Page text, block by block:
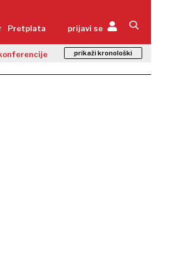
Pretplata prijavi se
prikaži kronološki